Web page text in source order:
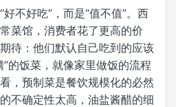
不好吃”，而是“值不值”。西
菜馆，消费者花了更高的价
待：他们默认自己吃到的应该
的饭菜，就像家里做饭的流程
，预制菜是餐饮规模化的必然
不确定性太高，油盐酱醋的细